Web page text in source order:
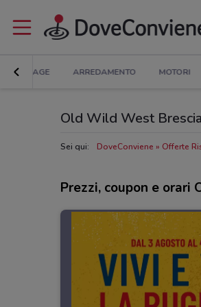
BRICOLAGE ARREDAMENTO MOTORI
Old Wild West
Sei qui: DoveConviene Offerte
Prezzi, coupon e orari